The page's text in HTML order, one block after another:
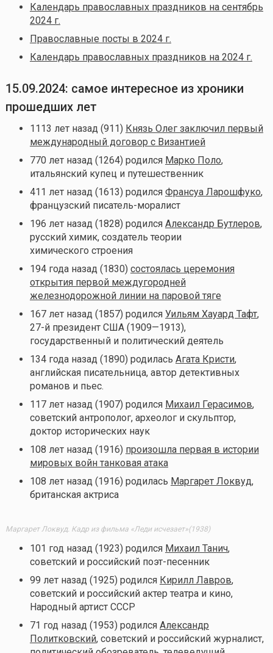
Календарь православных праздников на сентябрь
2024 г.
Православные посты в 2024 г.
Календарь православных праздников на 2024 г.
15.09.2024: самое интересное из хроники
прошедших лет
1113 лет назад (911) Князь Олег заключил первый
международный договор с Византией
770 лет назад (1264) родился Марко Поло,
итальянский купец и путешественник
411 лет назад (1613) родился Франсуа Ларошфуко,
французский писатель-моралист
196 лет назад (1828) родился Александр Бутлеров,
русский химик, создатель теории
химического строения
194 года назад (1830) состоялась церемония
открытия первой междугородней
железнодорожной линии на паровой тяге
167 лет назад (1857) родился Уильям Хауард Тафт,
27-й президент США (1909—1913),
государственный и политический деятель
134 года назад (1890) родилась Агата Кристи,
английская писательница, автор детективных
романов и пьес.
117 лет назад (1907) родился Михаил Герасимов,
советский антрополог, археолог и скульптор,
доктор исторических наук
108 лет назад (1916) произошла первая в истории
мировых войн танковая атака
108 лет назад (1916) родилась Маргарет Локвуд,
британская актриса
Маргарет Локвуд. Кадр из фильма «Леди исчезает»(1938)
101 год назад (1923) родился Михаил Танич,
советский и российский поэт-песенник
99 лет назад (1925) родился Кирилл Лавров,
советский и российский актер театра и кино,
Народный артист СССР
71 год назад (1953) родился Александр
Политковский, советский и российский журналист,